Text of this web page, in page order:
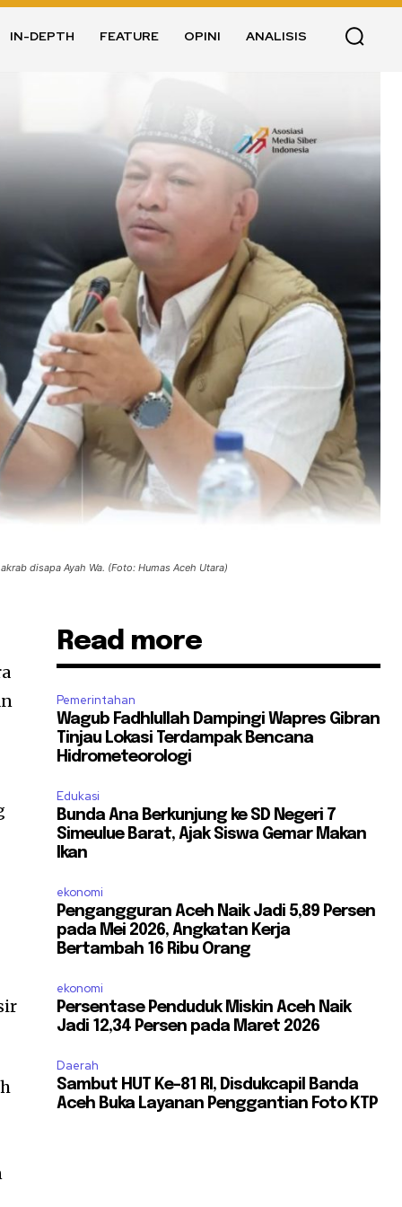
IN-DEPTH FEATURE OPINI ANALISIS
disapa Ayah Wa. (Foto: Humas Aceh Utara)
Read more
Pemerintahan
Wagub Fadhlullah Dampingi Wapres Gibran
Tinjau Lokasi Terdampak Bencana
Hidrometeorologi
Edukasi
Bunda Ana Berkunjung ke SD Negeri 7
Simeulue Barat, Ajak Siswa Gemar Makan
Ikan
ekonomi
Pengangguran Aceh Naik Jadi 5,89 Persen
pada Mei 2026, Angkatan Kerja
Bertambah 16 Ribu Orang
ekonomi
Persentase Penduduk Miskin Aceh Naik
Jadi 12,34 Persen pada Maret 2026
Daerah
Sambut HUT Ke-81 RI, Disdukcapil Banda
Aceh Buka Layanan Penggantian Foto KTP